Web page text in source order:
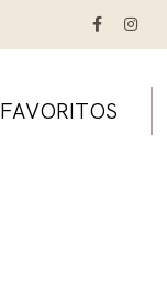
FAVORITOS